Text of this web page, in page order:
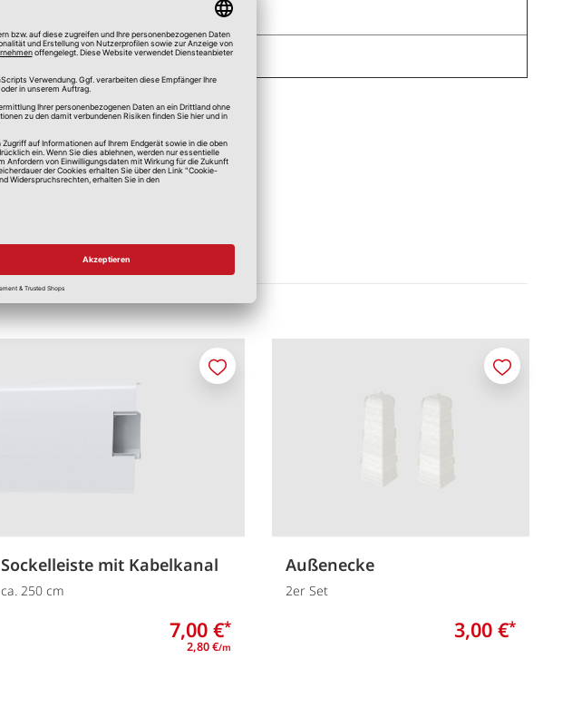
Ja
Sockelleiste mit Kabelkanal
ca. 250 cm
7,00 €*
2,80 €/m
Merken
Außenecke
2er Set
3,00 €*
Merken